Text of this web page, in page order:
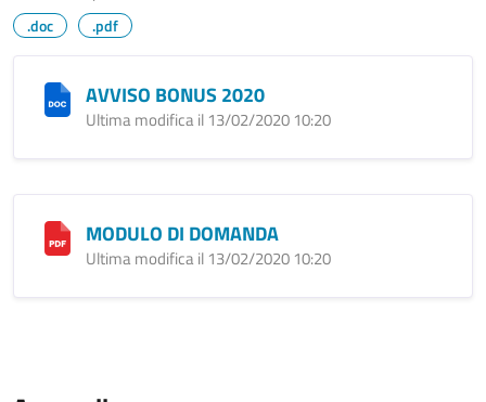
.doc .pdf
AVVISO BONUS 2020
Ultima modifica il 13/02/2020 10:20
MODULO DI DOMANDA
Ultima modifica il 13/02/2020 10:20